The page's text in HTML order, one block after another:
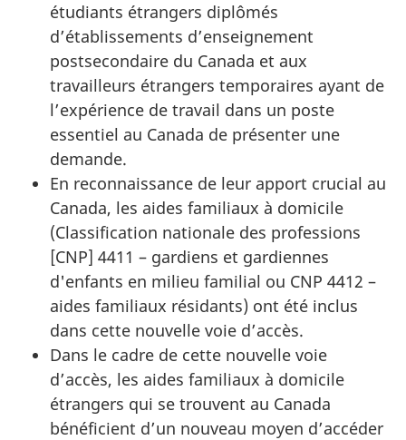
étudiants étrangers diplômés
d’établissements d’enseignement
postsecondaire du Canada et aux
travailleurs étrangers temporaires ayant de
l’expérience de travail dans un poste
essentiel au Canada de présenter une
demande.
En reconnaissance de leur apport crucial au
Canada, les aides familiaux à domicile
(Classification nationale des professions
[CNP] 4411 – gardiens et gardiennes
d'enfants en milieu familial ou CNP 4412 –
aides familiaux résidants) ont été inclus
dans cette nouvelle voie d’accès.
Dans le cadre de cette nouvelle voie
d’accès, les aides familiaux à domicile
étrangers qui se trouvent au Canada
bénéficient d’un nouveau moyen d’accéder